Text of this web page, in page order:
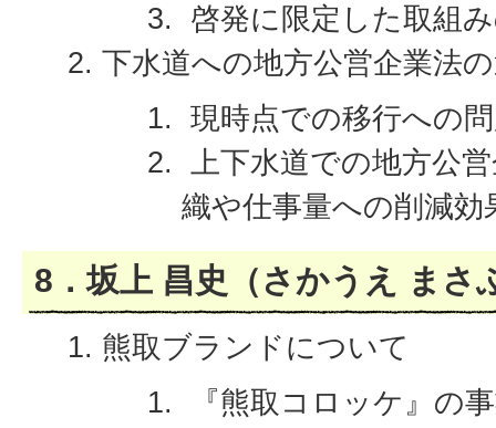
啓発に限定した取組
下水道への地方公営企業法
現時点での移行への
上下水道での地方公
織や仕事量への削減効
8．坂上 昌史（さかうえ まさ
熊取ブランドについて
『熊取コロッケ』の